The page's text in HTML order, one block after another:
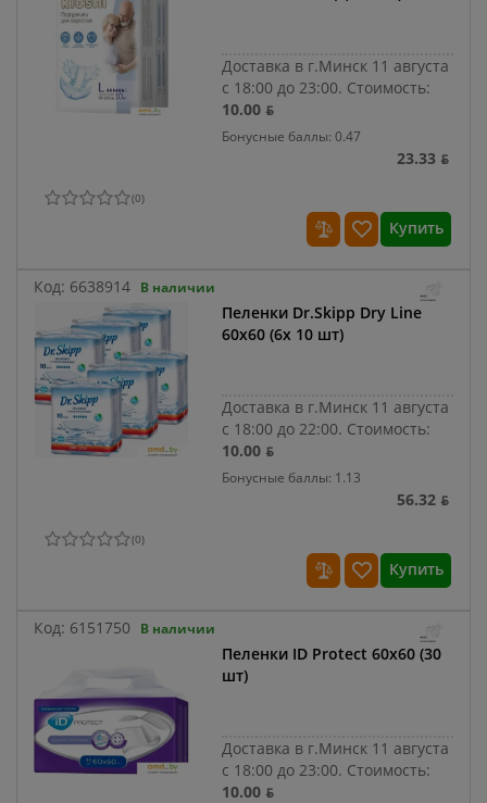
Доставка в г.Минск 11 августа
с 18:00 до 23:00. Стоимость:
10.00 ƃ
Бонусные баллы: 0.47
23.33 ƃ
(0)
Купить
Код: 6638914 В наличии
Пеленки Dr.Skipp Dry Line
60x60 (6x 10 шт)
Доставка в г.Минск 11 августа
с 18:00 до 22:00. Стоимость:
10.00 ƃ
Бонусные баллы: 1.13
56.32 ƃ
(0)
Купить
Код: 6151750 В наличии
Пеленки ID Protect 60x60 (30
шт)
Доставка в г.Минск 11 августа
с 18:00 до 23:00. Стоимость:
10.00 ƃ